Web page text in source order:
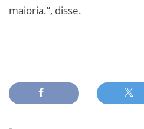
maioria.”, disse.